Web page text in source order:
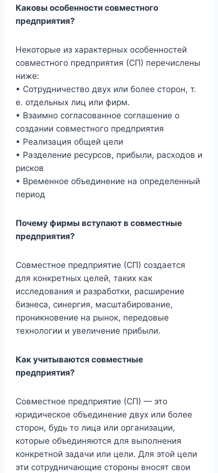
Каковы особенности совместного
предприятия?
Некоторые из характерных особенностей
совместного предприятия (СП) перечислены
ниже:
• Сотрудничество двух или более сторон, т.
е. отдельных лиц или фирм.
• Взаимно согласованное соглашение о
создании совместного предприятия
• Реализация общей цели
• Разделение ресурсов, прибыли, расходов и
рисков
• Временное объединение на определенный
период
Почему фирмы вступают в совместные
предприятия?
Совместное предприятие (СП) создается
для конкретных целей, таких как
исследования и разработки, расширение
бизнеса, синергия, масштабирование,
проникновение на рынок, передовые
технологии и увеличение прибыли.
Как учитываются совместные
предприятия?
Совместное предприятие (СП) — это
юридическое объединение двух или более
сторон, будь то лица или организации,
которые объединяются для выполнения
конкретной задачи или цели. Для этой цели
эти сотрудничающие стороны вносят свои